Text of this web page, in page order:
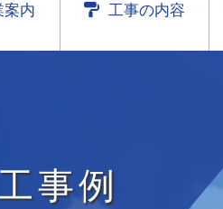
案内 工事の内容
事例